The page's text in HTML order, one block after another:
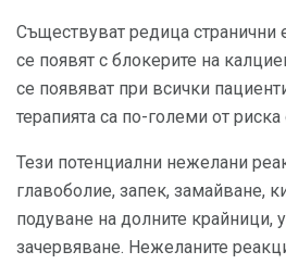
Съществуват редица странични
се появят с блокерите на
се появяват при всички
терапията са по-големи от
Тези потенциални нежелани
главоболие, запек, замайване,
подуване на долните крайници,
зачервяване. Нежеланите